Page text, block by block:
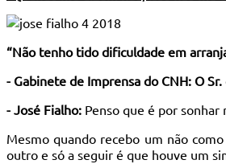
“Não tenho tido dificuldade em
- Gabinete de Imprensa do CNH: O
- José Fialho: Penso que é por
Mesmo quando recebo um não
outro e só a seguir é que houve um